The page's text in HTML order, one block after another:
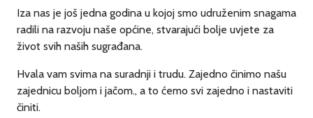
Iza nas je još jedna godina u kojoj smo udruženim snagama
radili na razvoju naše općine, stvarajući bolje uvjete za
život svih naših sugrađana.
Hvala vam svima na suradnji i trudu. Zajedno činimo našu
zajednicu boljom i jačom., a to ćemo svi zajedno i nastaviti
činiti.